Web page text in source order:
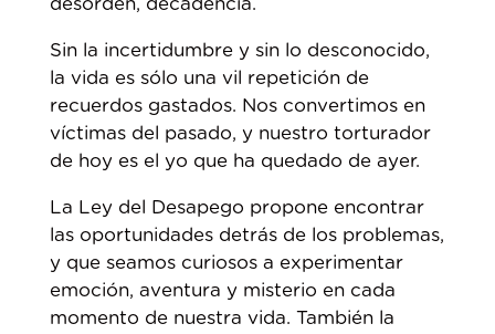
Sin la incertidumbre y sin lo desconocido,
la vida es sólo una vil repetición de
recuerdos gastados. Nos convertimos en
víctimas del pasado, y nuestro torturador
de hoy es el yo que ha quedado de ayer.
La Ley del Desapego propone encontrar
las oportunidades detrás de los problemas,
y que seamos curiosos a experimentar
emoción, aventura y misterio en cada
momento de nuestra vida. También la